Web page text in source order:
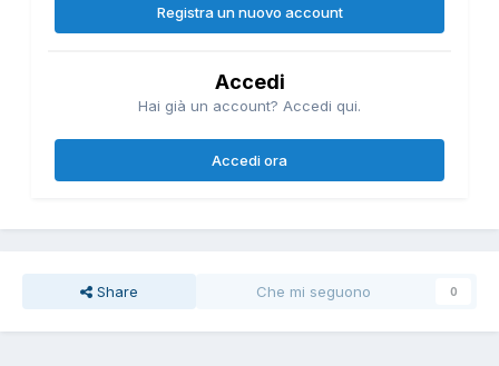
Registra un nuovo account
Accedi
Hai già un account? Accedi qui.
Accedi ora
Share Che mi seguono 0